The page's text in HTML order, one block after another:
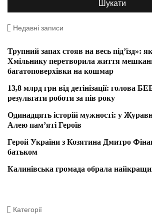
Недавні записи
Трупний запах стояв на весь під’їзд»:
Хмільнику перетворила життя
багатоповерхівки на кошмар
13,8 млрд грн від детінізації: голова
результати роботи за пів року
Одинадцять історій мужності: у
Алею пам’яті Героїв
Герой України з Козятина Дмитро
батьком
Калинівська громада обрала
Категорії